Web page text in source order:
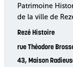
Patrimoine
de la ville de
Rezé Histoire
rue Théodore
43, Maison